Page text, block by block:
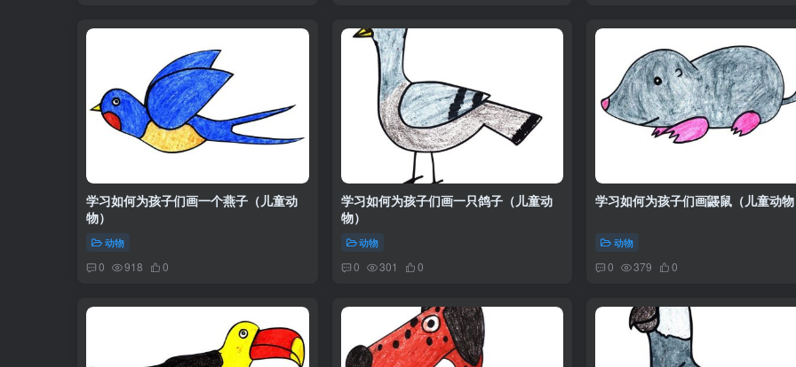
学习如何为孩子们画一个燕子（儿童动
物）
动物
0 918 0
学习如何为孩子们画一只鸽子（儿童动
物）
动物
0 301 0
学习如何为孩子们画鼹鼠（儿童动
动物
0 379 0